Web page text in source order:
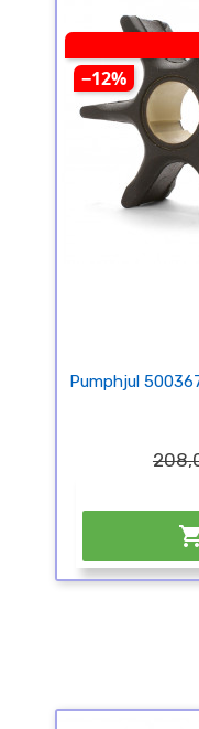
−12%
Pumphjul